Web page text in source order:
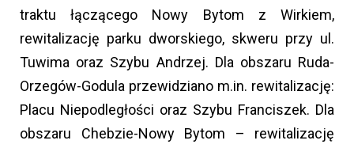
traktu łączącego Nowy Bytom z Wirkiem,
rewitalizację parku dworskiego, skweru przy ul.
Tuwima oraz Szybu Andrzej. Dla obszaru Ruda-
Orzegów-Godula przewidziano m.in. rewitalizację:
Placu Niepodległości oraz Szybu Franciszek. Dla
obszaru Chebzie-Nowy Bytom – rewitalizację